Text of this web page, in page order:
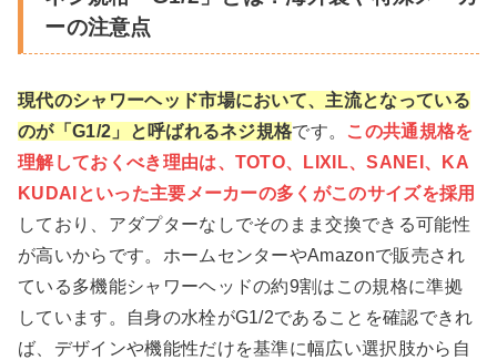
ーの注意点
現代のシャワーヘッド市場において、主流となっている
のが「G1/2」と呼ばれるネジ規格です。 この共通規格を
理解しておくべき理由は、TOTO、LIXIL、SANEI、KA
KUDAIといった主要メーカーの多くがこのサイズを採用
しており、アダプターなしでそのまま交換できる可能性
が高いからです。ホームセンターやAmazonで販売され
ている多機能シャワーヘッドの約9割はこの規格に準拠
しています。自身の水栓がG1/2であることを確認できれ
ば、デザインや機能性だけを基準に幅広い選択肢から自